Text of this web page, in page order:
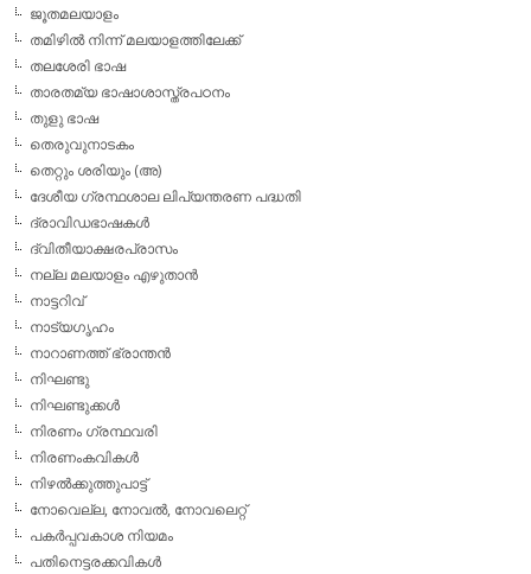
ജൂതമലയാളം
തമിഴില്‍ നിന്ന് മലയാളത്തിലേക്ക്
തലശേരി ഭാഷ
താരതമ്യ ഭാഷാശാസ്ത്രപഠനം
തുളു ഭാഷ
തെരുവുനാടകം
തെറ്റും ശരിയും (അ)
ദേശീയ ഗ്രന്ഥശാല ലിപ്യന്തരണ പദ്ധതി
ദ്രാവിഡഭാഷകള്‍
ദ്വിതീയാക്ഷരപ്രാസം
നല്ല മലയാളം എഴുതാന്‍
നാട്ടറിവ്
നാട്യഗൃഹം
നാറാണത്ത് ഭ്രാന്തന്‍
നിഘണ്ടു
നിഘണ്ടുക്കള്‍
നിരണം ഗ്രന്ഥവരി
നിരണംകവികള്‍
നിഴല്‍ക്കുത്തുപാട്ട്
നോവെല്ല, നോവല്‍, നോവലെറ്റ്
പകര്‍പ്പവകാശ നിയമം
പതിനെട്ടരക്കവികള്‍